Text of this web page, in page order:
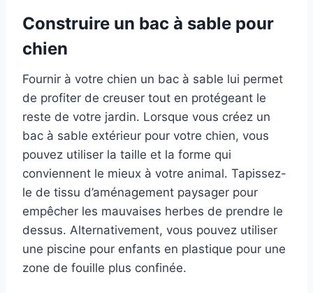
Construire un bac à sable pour
chien
Fournir à votre chien un bac à sable lui permet
de profiter de creuser tout en protégeant le
reste de votre jardin. Lorsque vous créez un
bac à sable extérieur pour votre chien, vous
pouvez utiliser la taille et la forme qui
conviennent le mieux à votre animal. Tapissez-
le de tissu d’aménagement paysager pour
empêcher les mauvaises herbes de prendre le
dessus. Alternativement, vous pouvez utiliser
une piscine pour enfants en plastique pour une
zone de fouille plus confinée.